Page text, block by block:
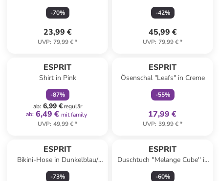
''Salo'' in Beige
-70%
23,99 €
UVP: 79,99 €*
-42%
45,99 €
UVP: 79,99 €*
ESPRIT
Shirt in Pink
-87%
ab: 6,99 €regulär
ab: 6,49 € mit family
UVP: 49,99 €*
ESPRIT
Ösenschal "Leafs" in Creme
-55%
17,99 €
UVP: 39,99 €*
ESPRIT
Bikini-Hose in Dunkelblau/
Bunt
-73%
ESPRIT
Duschtuch ''Melange Cube'' in
Grün
-60%